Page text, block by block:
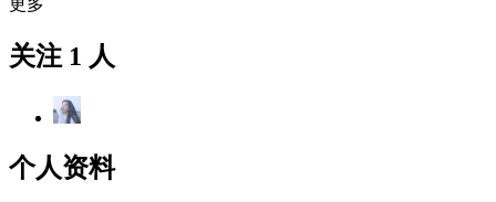
关注 1 人
个人资料